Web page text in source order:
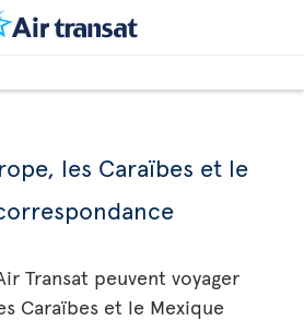
les Caraïbes et le
Transat peuvent voyager
Caraïbes et le Mexique